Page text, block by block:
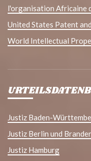
l'organisation Africaine
United States Patent
World Intellectual
Justiz Baden-
Justiz Berlin und
Justiz Hamburg